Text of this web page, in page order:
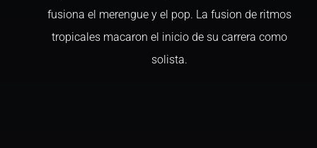
fusiona el merengue y el pop. La fusion de ritmos
tropicales macaron el inicio de su carrera como
solista.